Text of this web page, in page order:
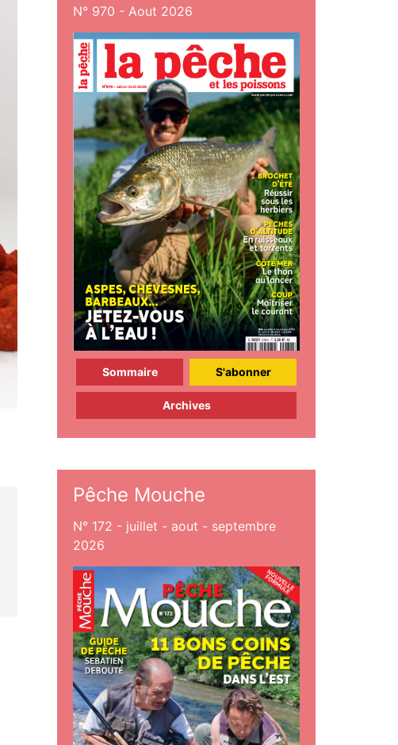
N° 970 - Aout 2026
Sommaire S'abonner
Archives
Pêche Mouche
N° 172 - juillet - aout - septembre
2026